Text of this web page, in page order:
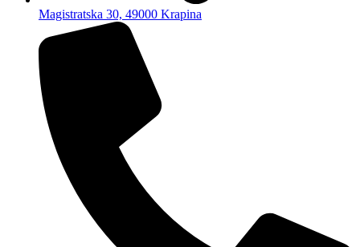
Magistratska 30, 49000 Krapina